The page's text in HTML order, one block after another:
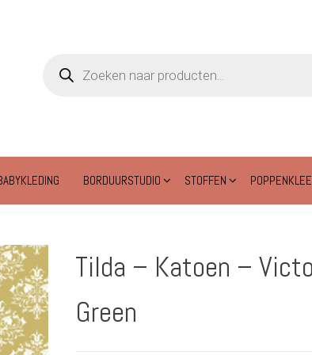
zoeken
BORDUURSTUDIO STOFFEN
Tilda – Katoen –
Green